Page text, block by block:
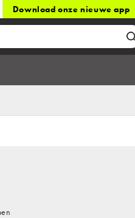
Download onze nieuwe app